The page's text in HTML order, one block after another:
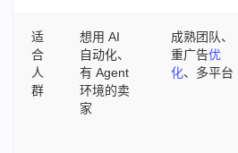
适
合
人
群
想用 AI
自动化、
有 Agent
环境的卖
家
成熟团队、
重广告优
化、多平台